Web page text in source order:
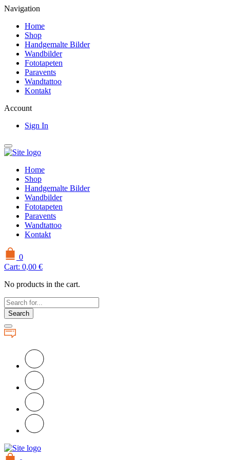
Navigation
Home
Shop
Handgemalte Bilder
Wandbilder
Fototapeten
Paravents
Wandtattoo
Kontakt
Account
Sign In
Home
Shop
Handgemalte Bilder
Wandbilder
Fototapeten
Paravents
Wandtattoo
Kontakt
0
Cart: 0,00 €
No products in the cart.
Search